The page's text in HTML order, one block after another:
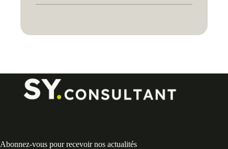
Abonnez-vous pour recevoir nos actualités